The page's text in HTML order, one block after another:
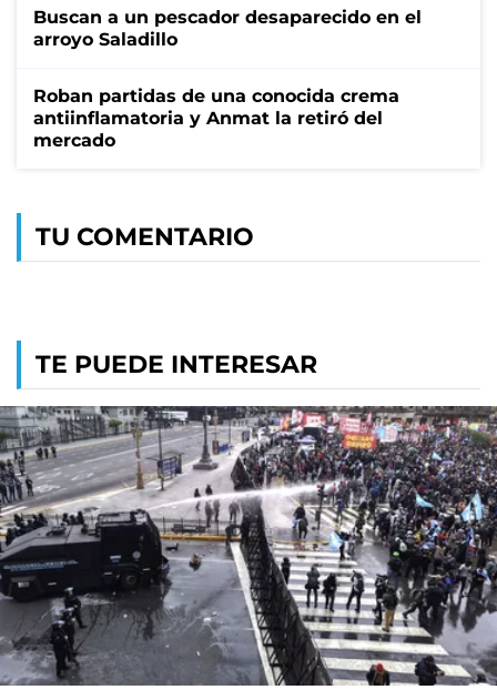
Buscan a un pescador desaparecido en el
arroyo Saladillo
Roban partidas de una conocida crema
antiinflamatoria y Anmat la retiró del
mercado
TU COMENTARIO
TE PUEDE INTERESAR